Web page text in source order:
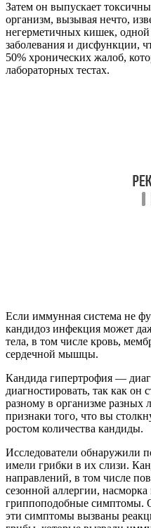
Затем он выпускает
организм, вызывая нечто,
негерметичных кишек,
заболевания и дисфункции,
50% хронических жалоб,
лабораторных тестах.
Если иммунная система не
кандидоз инфекция может
тела, в том числе кровь,
сердечной мышцы.
Кандида гипертрофия —
диагностировать, так как он
разному в организме разных
признаки того, что вы
ростом количества кандиды.
Исследователи обнаружили
имели грибки в их слизи.
направлений, в том числе
сезонной аллергии,
гриппоподобные симптомы.
эти симптомы вызваны